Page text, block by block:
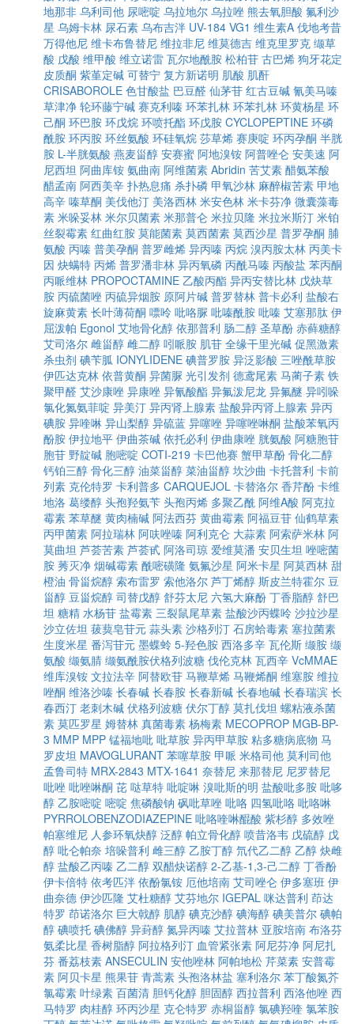
地那非 乌利司他 尿嘧啶 乌拉地尔 乌拉唑 熊去氧胆酸 氟利沙
星 乌姆卡林 尿石素 乌布吉泮 UV-184 VG1 维生素A 伐地考昔
万得他尼 维卡布鲁替尼 维拉非尼 维莫德吉 维克里罗克 缬草
酸 戊酸 维甲酸 维立诺雷 瓦尔地酰胺 松柏苷 古巴烯 狗牙花定
皮质酮 紫堇定碱 可替宁 复方新诺明 肌酸 肌酐
CRISABOROLE 色甘酸盐 巴豆醛 仙茅苷 红古豆碱 氰美马嗪
草津净 轮环藤宁碱 赛克利嗪 环苯扎林 环苯扎林 环黄杨星 环
己酮 环巴胺 环戊烷 环喷托酯 环戊胺 CYCLOPEPTINE 环磷
酰胺 环丙胺 环丝氨酸 环硅氧烷 莎草烯 赛庚啶 环丙孕酮 半胱
胺 L-半胱氨酸 燕麦甾醇 安赛蜜 阿地溴铵 阿普唑仑 安美速 阿
尼西坦 阿曲库铵 氨曲南 阿维菌素 Abridin 苦艾素 醋氨苯酸
醋孟南 阿西美辛 扑热息痛 杀扑磷 甲氧沙林 麻醉椒苦素 甲地
高辛 嗪草酮 美伐他汀 美洛西林 米安色林 米卡芬净 微囊藻毒
素 米哚妥林 米尔贝菌素 米那普仑 米拉贝隆 米拉米斯汀 米铂
丝裂霉素 红曲红胺 莫能菌素 莫西菌素 莫西沙星 普罗孕酮 脯
氨酸 丙嗪 普美孕酮 普罗雌烯 异丙嗪 丙烷 溴丙胺太林 丙美卡
因 炔螨特 丙烯 普罗潘非林 异丙氧磷 丙酰马嗪 丙酸盐 苯丙酮
丙哌维林 PROPOCTAMINE 乙酸丙酯 异丙安替比林 戊炔草
胺 丙硫菌唑 丙硫异烟胺 原阿片碱 普罗替林 普卡必利 盐酸右
旋麻黄素 长叶薄荷酮 嘌呤 吡咯脲 吡嗪酰胺 吡嗪 艾塞那肽 伊
屈泼帕 Egonol 艾地骨化醇 依那普利 肠二醇 圣草酚 赤藓糖醇
艾司洛尔 雌甾醇 雌二醇 吲哌胺 肌苷 全缘干里光碱 促黑激素
杀虫剂 碘苄胍 IONYLIDENE 碘普罗胺 异泛影酸 三唑酰草胺
伊匹达克林 依普黄酮 异菌脲 光引发剂 德鸢尾素 马蔺子素 铁
聚甲醛 艾沙康唑 异康唑 异氰酸酯 异氟泼尼龙 异氟醚 异吲哚
氯化氮氨菲啶 异美汀 异丙肾上腺素 盐酸异丙肾上腺素 异丙
碘胺 异喹啉 异山梨醇 异硫蓝 异噻唑 异噻唑啉酮 盐酸苯氧丙
酚胺 伊拉地平 伊曲茶碱 依托必利 伊曲康唑 胱氨酸 阿糖胞苷
胞苷 野靛碱 胞嘧啶 COTI-219 卡巴他赛 蟹甲草酚 骨化二醇
钙铂三醇 骨化三醇 油菜甾醇 菜油甾醇 坎沙曲 卡托普利 卡前
列素 克伦特罗 卡利普多 CARQUEJOL 卡替洛尔 香芹酚 卡维
地洛 葛缕醇 头孢羟氨苄 头孢丙烯 多聚乙酰 阿维A酸 阿克拉
霉素 苯草醚 黄肉楠碱 阿法西芬 黄曲霉素 阿福豆苷 仙鹤草素
丙甲菌素 阿拉瑞林 阿呋唑嗪 阿利克仑 大蒜素 阿索萨米林 阿
莫曲坦 芦荟苦素 芦荟甙 阿洛司琼 爱维莫潘 安贝生坦 唑嘧菌
胺 莠灭净 烟碱霉素 酰嘧磺隆 氨氟沙星 阿米卡星 阿莫西林 甜
橙油 骨甾烷醇 索布雷罗 索他洛尔 芦丁烯醇 斯皮兰特霍尔 豆
甾醇 豆甾烷醇 司替戊醇 舒芬太尼 六氢大麻酚 丁香脂醇 舒巴
坦 糖精 水杨苷 盐霉素 三裂鼠尾草素 盐酸沙丙蝶呤 沙拉沙星
沙立佐坦 菝葜皂苷元 蒜头素 沙格列汀 石房蛤毒素 塞拉菌素
生度米星 番泻苷元 墨蝶蛉 5-羟色胺 西洛多辛 瓦伦斯 缬胺 缬
氨酸 缬氨腈 缬氨酰胺伏格列波糖 伐伦克林 瓦西辛 VcMMAE
维库溴铵 文拉法辛 阿替欧苷 马鞭草烯 马鞭烯酮 维塞胺 维拉
唑酮 维洛沙嗪 长春碱 长春胺 长春新碱 长春地碱 长春瑞滨 长
春西汀 老刺木碱 伏格列波糖 伏尔丁醇 莫扎伐坦 螺粘液杀菌
素 莫匹罗星 姆替林 真菌毒素 杨梅素 MECOPROP MGB-BP-
3 MMP MPP 锰福地吡 吡草胺 异丙甲草胺 粘多糖病底物 马
罗皮坦 MAVOGLURANT 苯噻草胺 甲哌 米格司他 莫利司他
孟鲁司特 MRX-2843 MTX-1641 奈替尼 来那替尼 尼罗替尼
吡唑 吡唑啉酮 芘 哒草特 吡啶啉 溴吡斯的明 盐酸吡多胺 吡哆
醇 乙胺嘧啶 嘧啶 焦磷酸钠 砜吡草唑 吡咯 四氢吡咯 吡咯啉
PYRROLOBENZODIAZEPINE 吡咯喹啉醌酸 紫杉醇 多效唑
帕塞维尼 人参环氧炔醇 泛醇 帕立骨化醇 喷昔洛韦 戊硫醇 戊
醇 吡仑帕奈 培哚普利 雌三醇 乙胺丁醇 氘代乙二醇 乙醇 炔雌
醇 盐酸乙丙嗪 乙二醇 双醋炔诺醇 2-乙基-1,3-己二醇 丁香酚
伊卡倍特 依考匹泮 依酚氯铵 厄他培南 艾司唑仑 伊多塞班 伊
曲奈德 伊沙匹隆 艾杜糖醇 艾芬地尔 IGEPAL 咪达普利 茚达
特罗 茚诺洛尔 巨大戟醇 肌醇 碘克沙醇 碘海醇 碘美普尔 碘帕
醇 碘喷托 碘佛醇 异葑醇 氮异丙嗪 艾拉普林 亚胺培南 布洛芬
氨柔比星 香树脂醇 阿拉格列汀 血管紧张素 阿尼芬净 阿尼扎
芬 番荔枝素 ANSECULIN 安他唑林 阿帕地松 芹菜素 安普霉
素 阿贝卡星 熊果苷 青蒿素 头孢洛林盐 塞利洛尔 苯丁酸氮芥
氯霉素 叶绿素 百菌清 胆钙化醇 胆固醇 西拉普利 西洛他唑 西
马特罗 肉桂醇 环丙沙星 克仑特罗 赤桐甾醇 氯碘羟喹 氯苯胺